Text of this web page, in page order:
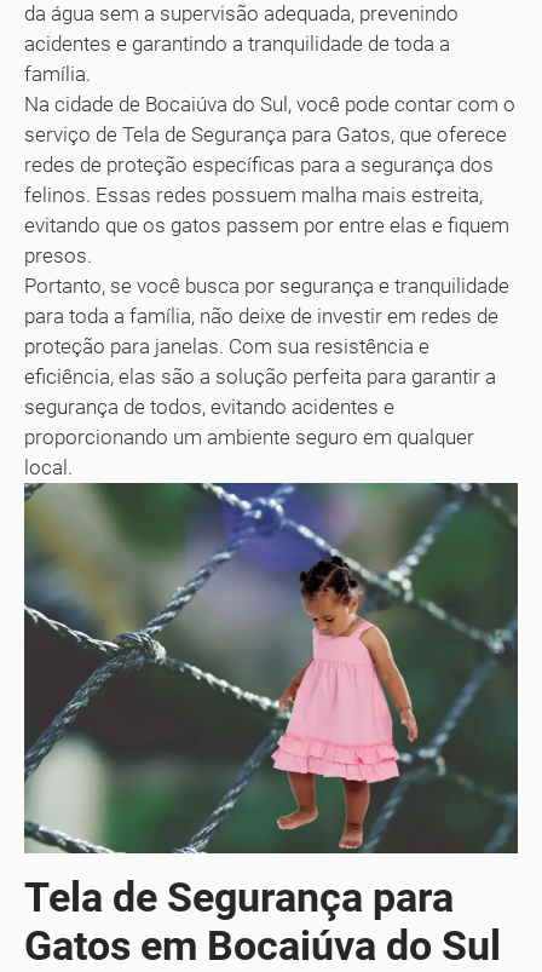
da água sem a supervisão adequada, prevenindo
acidentes e garantindo a tranquilidade de toda a
família.
Na cidade de Bocaiúva do Sul, você pode contar com o
serviço de Tela de Segurança para Gatos, que oferece
redes de proteção específicas para a segurança dos
felinos. Essas redes possuem malha mais estreita,
evitando que os gatos passem por entre elas e fiquem
presos.
Portanto, se você busca por segurança e tranquilidade
para toda a família, não deixe de investir em redes de
proteção para janelas. Com sua resistência e
eficiência, elas são a solução perfeita para garantir a
segurança de todos, evitando acidentes e
proporcionando um ambiente seguro em qualquer
local.
Tela de Segurança para
Gatos em Bocaiúva do Sul